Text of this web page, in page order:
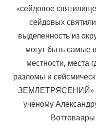
«сейдовое
сейдовых
выделенность из
могут быть самые
местности, места
разломы и
ЗЕМЛЕТРЯСЕНИЙ»…
ученому